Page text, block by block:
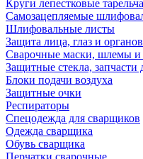
Круги лепестковые
Самозацепляемые
Шлифовальные листы
Защита лица, глаз и
Сварочные маски, шлемы
Защитные стекла, запчасти
Блоки подачи воздуха
Защитные очки
Респираторы
Спецодежда для сварщиков
Одежда сварщика
Обувь сварщика
Перчатки сварочные